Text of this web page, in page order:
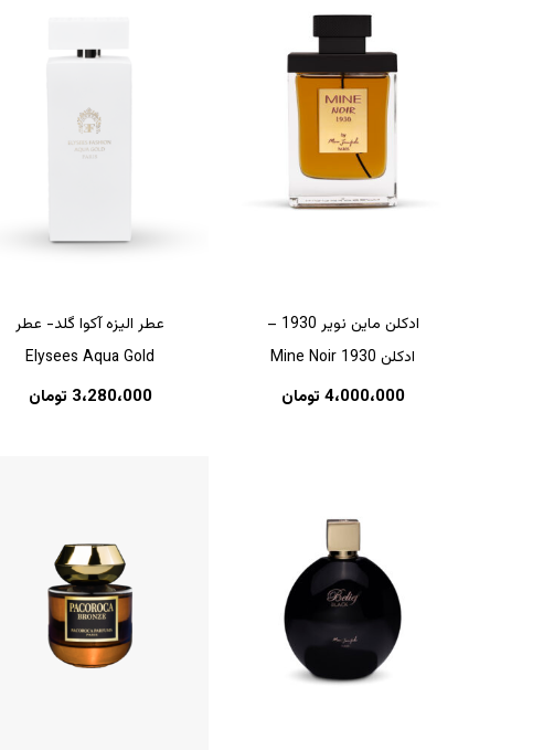
هیچ محصولی در سبد خرید نیست.
ادکلن ماین نویر 1930 –
ادکلن Mine Noir 1930
4،000،000 تومان
عطر الیزه آکوا گلد- عطر
Elysees Aqua Gold
3،280،000 تومان